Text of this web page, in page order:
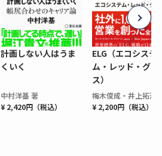
計画しない人はうま
くいく
中村洋基 著
¥ 2,420円（税込）
ELG（エコシステ
ム・レッド・グロ
ス）
梅木俊成・井上拓海
¥ 2,200円（税込）